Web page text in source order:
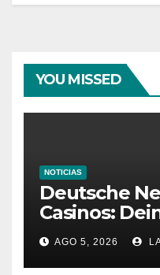
YOU MISSED
NOTICIAS
Deutsche
Casinos:
Ratgeber für
AGO 5, 2026